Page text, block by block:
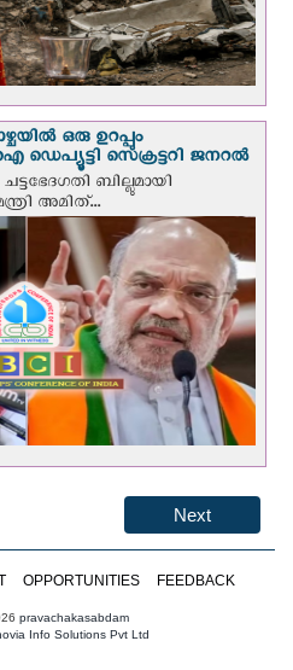
ഒരു ഉറപ്പും
ഡെപ്യൂട്ടി സെക്രട്ടറി ജനറല്‍
ബില്ലുമായി
അമിത്...
Next
OPPORTUNITIES FEEDBACK
pravachakasabdam
Info Solutions Pvt Ltd